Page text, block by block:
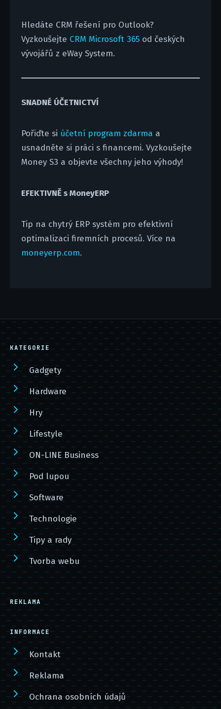
Hledáte CRM řešení pro Outlook?
Vyzkoušejte CRM Microsoft 365od českých
vývojářů z eWay System.
SNADNÉ ÚČETNICTVÍ
Pořiďte si účetní program zdarma a
usnadněte si práci s financemi. Vyzkoušejte
Money S3 a objevte všechny jeho výhody!
EFEKTIVNĚ s MoneyERP
Tip na chytrý ERP systém pro efektivní
optimalizaci firemních procesů. Více na
moneyerp.com.
KATEGORIE
Gadgety
Hardware
Hry
Lifestyle
ON-LINE Business
Pod lupou
Software
Technologie
Tipy a rady
Tvorba webu
REKLAMA
INFORMACE
Kontakt
Reklama
Ochrana osobních údajů